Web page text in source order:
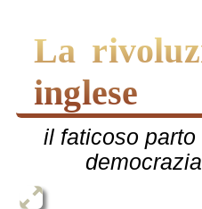
la rivoluzione
inglese
il faticoso parto della
democrazia